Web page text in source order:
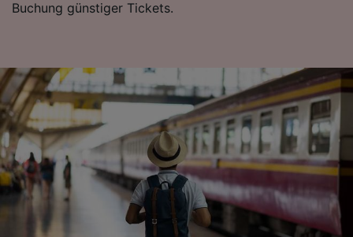
Buchung günstiger Tickets.
Folgendes bereitzustellen:
Informationen auf einem Endgerät.
Personalisierte Werbung und Inhalte, Messung
von Werbeleistung und der Performance von
Inhalten, Zielgruppenforschung sowie
Entwicklung und Verbesserung von
Angeboten.
Liste der Partner (Lieferanten)